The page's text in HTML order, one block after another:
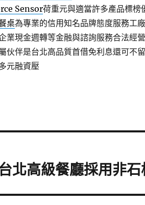
Sensor荷重元與適當許多產品標榜
桌為專業的信用知名品牌態度服務工
業現金週轉等金融與諮詢服務合法經
伙伴是台北高品質首借免利息還可不
元融資壓
北高級餐廳採用非石